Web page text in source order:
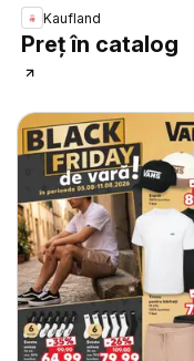
Kaufland
Preț în catalog